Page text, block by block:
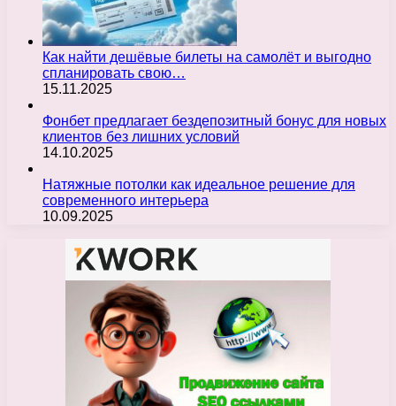
Как найти дешёвые билеты на самолёт и выгодно
спланировать свою…
15.11.2025
Фонбет предлагает бездепозитный бонус для новых
клиентов без лишних условий
14.10.2025
Натяжные потолки как идеальное решение для
современного интерьера
10.09.2025